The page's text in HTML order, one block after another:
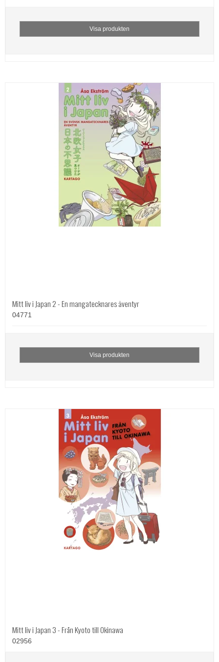
Visa produkten
Mitt liv i Japan 2 - En mangatecknares äventyr
04771
Visa produkten
Mitt liv i Japan 3 - Från Kyoto till Okinawa
02956